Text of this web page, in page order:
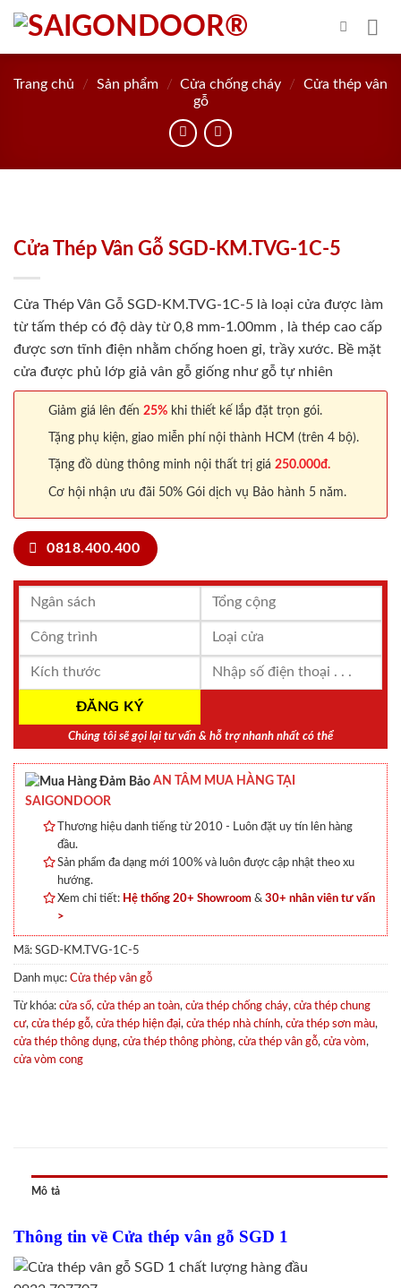
Skip
content
Trang chủ / Sản phẩm / Cửa chống cháy /
Cửa thép vân
gỗ
Cửa Thép Vân Gỗ SGD-KM.TVG-1C-5
Cửa Thép Vân Gỗ SGD-KM.TVG-1C-5 là loại cửa được làm
từ tấm thép có độ dày từ 0,8 mm-1.00mm , là thép cao cấp
được sơn tĩnh điện nhằm chống hoen gỉ, trầy xước. Bề mặt
cửa được phủ lớp giả vân gỗ giống như gỗ tự nhiên
Giảm giá lên đến 25% khi thiết kế lắp đặt trọn gói.
Tặng phụ kiện, giao miễn phí nội thành HCM (trên 4 bộ).
Tặng đồ dùng thông minh nội thất trị giá 250.000đ.
Cơ hội nhận ưu đãi 50% Gói dịch vụ Bảo hành 5 năm.
0818.400.400
Chúng tôi sẽ gọi lại tư vấn & hỗ trợ nhanh nhất có thể
AN TÂM MUA HÀNG TẠI
SAIGONDOOR
Thương hiệu danh tiếng từ 2010 - Luôn đặt uy tín lên hàng
đầu.
Sản phẩm đa dạng mới 100% và luôn được cập nhật theo xu
hướng.
Xem chi tiết: Hệ thống 20+ Showroom & 30+ nhân viên tư vấn
>
Mã: SGD-KM.TVG-1C-5
Danh mục: Cửa thép vân gỗ
Từ khóa: cửa sổ, cửa thép an toàn, cửa thép chống cháy, cửa thép chung
cư, cửa thép gỗ, cửa thép hiện đại, cửa thép nhà chính, cửa thép sơn màu,
cửa thép thông dụng, cửa thép thông phòng, cửa thép vân gỗ, cửa vòm,
cửa vòm cong
Mô tả
Thông tin về Cửa thép vân gỗ SGD 1